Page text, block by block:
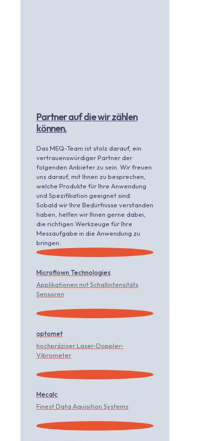
Partner auf die wir zählen
können.
Das MEQ-Team ist stolz darauf, ein
vertrauenswürdiger Partner der
folgenden Anbieter zu sein. Wir freuen
uns darauf, mit Ihnen zu besprechen,
welche Produkte für Ihre Anwendung
und Spezifikation geeignet sind.
Sobald wir Ihre Bedürfnisse verstanden
haben, helfen wir Ihnen gerne dabei,
die richtigen Werkzeuge für Ihre
Messaufgabe in die Anwendung zu
bringen.
Microflown Technologies
Applikationen mit Schallintensitäts
Sensoren
optomet
hochpräziser Laser-Doppler-
Vibrometer
Mecalc
Finest Data Aquisition Systems